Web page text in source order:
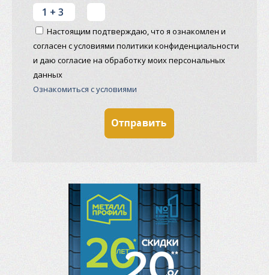
Настоящим подтверждаю, что я ознакомлен и
согласен с условиями политики конфиденциальности
и даю согласие на обработку моих персональных
данных
Ознакомиться с условиями